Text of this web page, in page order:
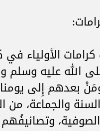
كرامات الأولياء
الله عليه وسلم
بعدهم إِلى
والجماعة، من